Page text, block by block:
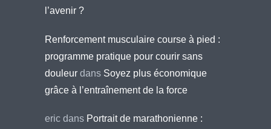
l’avenir ?
Renforcement musculaire course à pied :
programme pratique pour courir sans
douleur dans Soyez plus économique
grâce à l’entraînement de la force
eric dans Portrait de marathonienne :